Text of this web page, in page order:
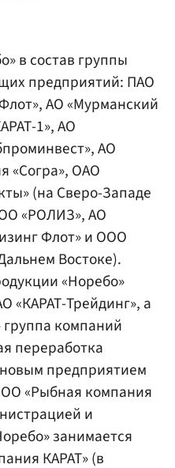
в состав группы
предприятий: ПАО
АО «Мурманский
1», АО
АО
«Согра», ОАО
(на Сверо-Западе
«РОЛИЗ», АО
Флот» и ООО
Востоке).
«Норебо»
«КАРАТ-Трейдинг», а
компаний
переработка
предприятием
«Рыбная компания
и
занимается
КАРАТ» (в